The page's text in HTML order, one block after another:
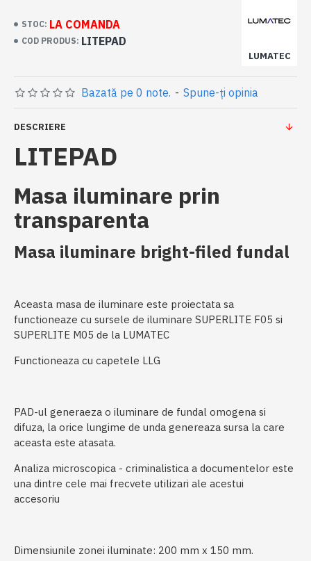
STOC: LA COMANDA
COD PRODUS: LITEPAD
LUMATEC
Bazată pe 0 note. - Spune-ţi opinia
DESCRIERE
LITEPAD
Masa iluminare prin
transparenta
Masa iluminare bright-filed fundal
Aceasta masa de iluminare este proiectata sa
functioneaze cu sursele de iluminare SUPERLITE F05 si
SUPERLITE M05 de la LUMATEC
Functioneaza cu capetele LLG
PAD-ul generaeza o iluminare de fundal omogena si
difuza, la orice lungime de unda genereaza sursa la care
aceasta este atasata.
Analiza microscopica - criminalistica a documentelor este
una dintre cele mai frecvete utilizari ale acestui
accesoriu
Dimensiunile zonei iluminate: 200 mm x 150 mm.